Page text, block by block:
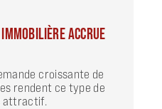
ACCRUE
croissante de
rendent ce type de
attractif.